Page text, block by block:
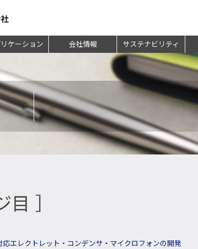
ケーション 会社情報 サステナビリティ
目 ］
応エレクトレット・コンデンサ・マイクロフォンの開発